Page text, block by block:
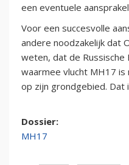
een eventuele
Voor een succesvolle
andere noodzakelijk dat
weten, dat de Russische
waarmee vlucht MH17 is
op zijn grondgebied. Dat
Dossier:
MH17